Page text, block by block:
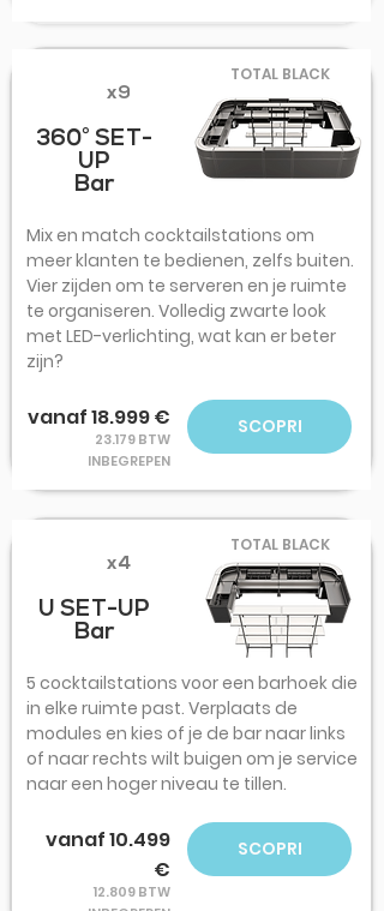
x9
360° SET-
UP
Bar
TOTAL BLACK
Mix en match cocktailstations om
meer klanten te bedienen, zelfs buiten.
Vier zijden om te serveren en je ruimte
te organiseren. Volledig zwarte look
met LED-verlichting, wat kan er beter
zijn?
vanaf 18.999 €
23.179 BTW
INBEGREPEN
SCOPRI
x4
U SET-UP
Bar
TOTAL BLACK
5 cocktailstations voor een barhoek die
in elke ruimte past. Verplaats de
modules en kies of je de bar naar links
of naar rechts wilt buigen om je service
naar een hoger niveau te tillen.
vanaf 10.499
€
12.809 BTW
SCOPRI